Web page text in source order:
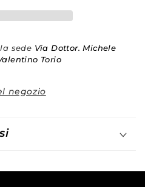
sede Via Dottor. Michele
Torio
negozio